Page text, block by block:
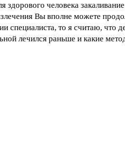
здорового человека
Вы вполне можете
специалиста, то я считаю, что
лечился раньше и какие